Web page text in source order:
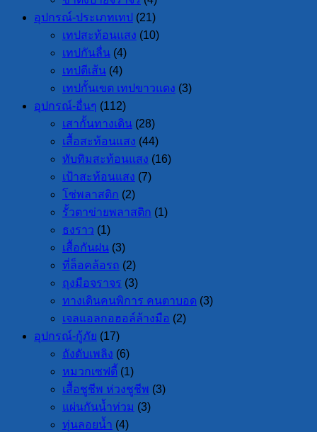
อุปกรณ์-ประเภทเทป
(21)
เทปสะท้อนแสง (10)
เทปกันลื่น (4)
เทปตีเส้น (4)
เทปกั้นเขต เทปขาวแดง (3)
อุปกรณ์-อื่นๆ (112)
เสากั้นทางเดิน (28)
เสื้อสะท้อนแสง (44)
ทับทิมสะท้อนแสง (16)
เป้าสะท้อนแสง (7)
โซ่พลาสติก (2)
รั้วตาข่ายพลาสติก (1)
ธงราว (1)
เสื้อกันฝน (3)
ที่ล็อคล้อรถ (2)
ถุงมือจราจร (3)
ทางเดินคนพิการ คนตาบอด (3)
เจลแอลกอฮอล์ล้างมือ (2)
อุปกรณ์-กู้ภัย (17)
ถังดับเพลิง (6)
หมวกเซฟตี้ (1)
เสื้อชูชีพ ห่วงชูชีพ (3)
แผ่นกันน้ำท่วม (3)
ทุ่นลอยน้ำ (4)